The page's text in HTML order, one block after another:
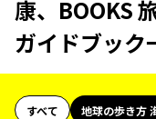
康、BOOKS
ガイドブック
すべて 地球の歩き方